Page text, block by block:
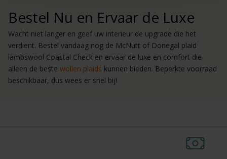
Bestel Nu en Ervaar de Luxe
Wacht niet langer en geef uw interieur de upgrade die het
verdient. Bestel vandaag nog de McNutt of Donegal plaid
lambswool Coastal Check en ervaar de luxe en comfort die
alleen de beste wollen plaids kunnen bieden. Beperkte voorraad
beschikbaar, dus wees er snel bij!